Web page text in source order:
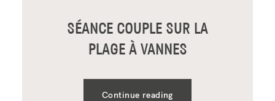
SÉANCE COUPLE SUR LA
PLAGE À VANNES
Continue reading